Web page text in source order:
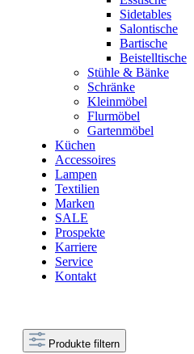
Sidetables
Salontische
Bartische
Beistelltische
Stühle & Bänke
Schränke
Kleinmöbel
Flurmöbel
Gartenmöbel
Küchen
Accessoires
Lampen
Textilien
Marken
SALE
Prospekte
Karriere
Service
Kontakt
Produkte filtern